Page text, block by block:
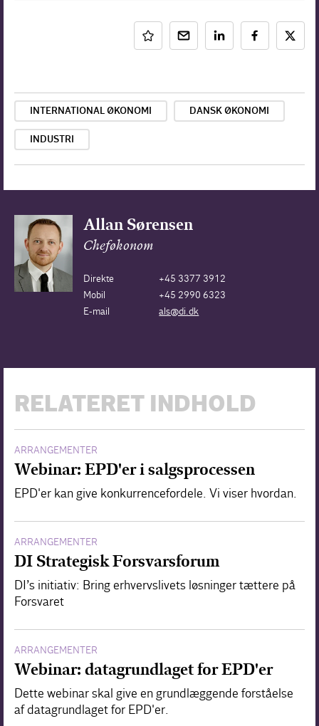
INTERNATIONAL ØKONOMI DANSK ØKONOMI
INDUSTRI
Allan Sørensen
Cheføkonom
Direkte
+45 3377 3912
Mobil
+45 2990 6323
E-mail
als@di.dk
RELATERET INDHOLD
ARRANGEMENTER
Webinar: EPD'er i salgsprocessen
EPD'er kan give konkurrencefordele. Vi viser hvordan.
ARRANGEMENTER
DI Strategisk Forsvarsforum
DI’s initiativ: Bring erhvervslivets løsninger tættere på
Forsvaret
ARRANGEMENTER
Webinar: datagrundlaget for EPD'er
Dette webinar skal give en grundlæggende forståelse
af datagrundlaget for EPD'er.